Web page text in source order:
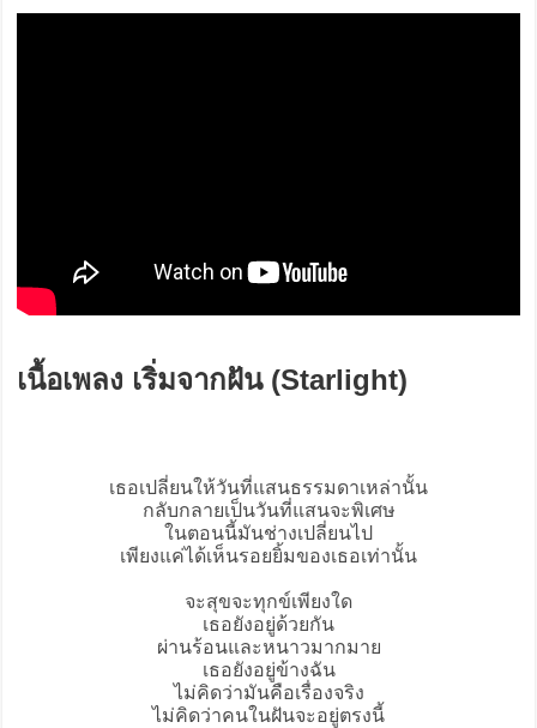
เนื้อเพลง เริ่มจากฝัน (Starlight)
เธอเปลี่ยนให้วันที่แสนธรรมดาเหล่านั้น
กลับกลายเป็นวันที่แสนจะพิเศษ
ในตอนนี้มันช่างเปลี่ยนไป
เพียงแค่ได้เห็นรอยยิ้มของเธอเท่านั้น
จะสุขจะทุกข์เพียงใด
เธอยังอยู่ด้วยกัน
ผ่านร้อนและหนาวมากมาย
เธอยังอยู่ข้างฉัน
ไม่คิดว่ามันคือเรื่องจริง
ไม่คิดว่าคนในฝันจะอยู่ตรงนี้